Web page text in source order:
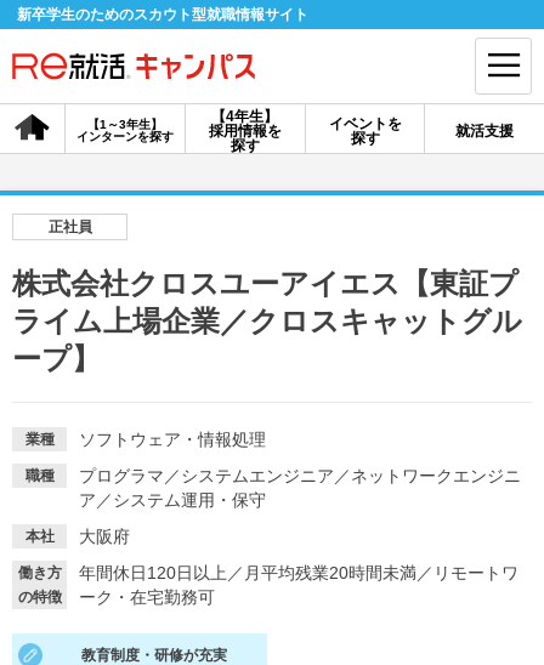
新卒学生のためのスカウト型就職情報サイト
【4年生】
採用情報を
探す
【1～3年生】
インターンを探す
イベントを
探す
就活支援
会員登録 ログイン
【4年生】
採用情報を探す
イベントを探す スカウト
就活ノウハウ・サポート
就活支援 就活コラム
正社員
株式会社クロスユーアイエス【東証プ
ライム上場企業／クロスキャットグル
ープ】
業種 ソフトウェア・情報処理
職種 プログラマ ／システムエンジニア ／ネットワークエンジニ
ア ／システム運用・保守
本社 大阪府
働き方
の特徴
年間休日120日以上 ／ 月平均残業20時間未満／ リモートワ
ーク・在宅勤務可
教育制度・研修が充実